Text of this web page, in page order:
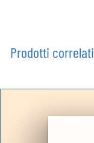
Prodotti correlati